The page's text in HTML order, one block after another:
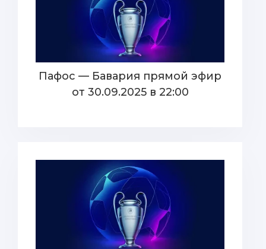
Пафос — Бавария прямой эфир
от 30.09.2025 в 22:00